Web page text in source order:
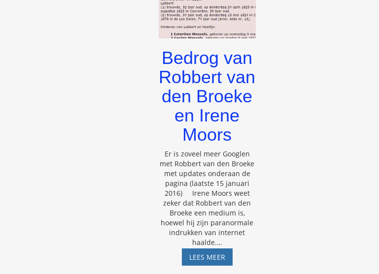
Bedrog van
Robbert van
den Broeke
en Irene
Moors
Er is zoveel meer Googlen
met Robbert van den Broeke
met updates onderaan de
pagina (laatste 15 januari
2016) Irene Moors weet
zeker dat Robbert van den
Broeke een medium is,
hoewel hij zijn paranormale
indrukken van internet
haalde.…
LEES MEERBEDROG
VAN